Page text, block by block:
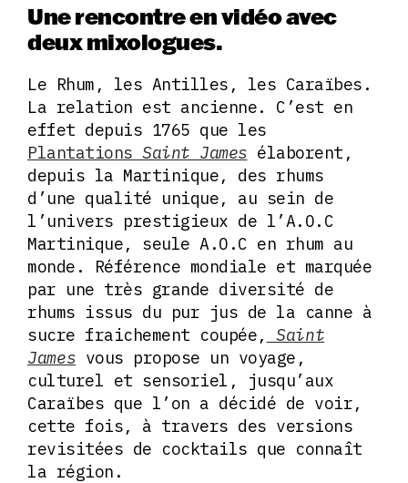
Une rencontre en vidéo avec
deux mixologues.
Le Rhum, les Antilles, les Caraïbes.
La relation est ancienne. C’est en
effet depuis 1765 que les
Plantations Saint James élaborent,
depuis la Martinique, des rhums
d’une qualité unique, au sein de
l’univers prestigieux de l’A.O.C
Martinique, seule A.O.C en rhum au
monde. Référence mondiale et marquée
par une très grande diversité de
rhums issus du pur jus de la canne à
sucre fraichement coupée,
Saint
James vous propose un voyage,
culturel et sensoriel, jusqu’aux
Caraïbes que l’on a décidé de voir,
cette fois, à travers des versions
revisitées de cocktails que connaît
la région.